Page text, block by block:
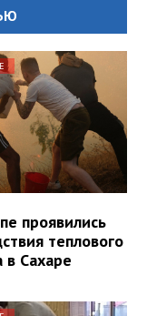
проявились
теплового
в Сахаре